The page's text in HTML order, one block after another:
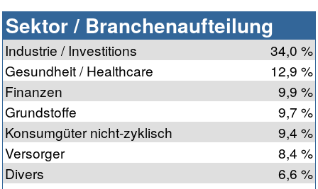
Sektor / Branchenaufteilung
Industrie / Investitions
34,0 %
Gesundheit / Healthcare
12,9 %
Finanzen
9,9 %
Grundstoffe
9,7 %
Konsumgüter nicht-zyklisch
9,4 %
Versorger
8,4 %
Divers
6,6 %